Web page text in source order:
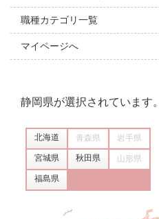
職種カテゴリ一覧
マイページへ
静岡県が選択されています。
北海道 青森県 岩手県
宮城県 秋田県 山形県
福島県